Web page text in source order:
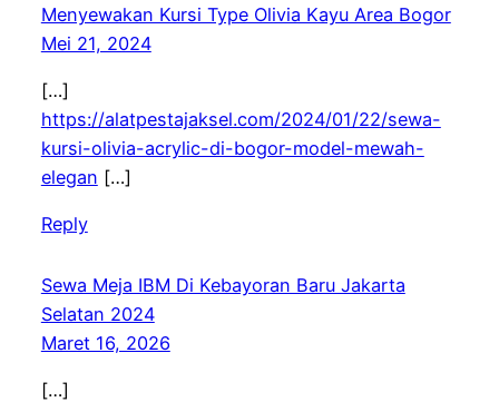
Menyewakan Kursi Type Olivia Kayu Area Bogor
Mei 21, 2024
[…]
https://alatpestajaksel.com/2024/01/22/sewa-
kursi-olivia-acrylic-di-bogor-model-mewah-
elegan […]
Reply
Sewa Meja IBM Di Kebayoran Baru Jakarta
Selatan 2024
Maret 16, 2026
[…]